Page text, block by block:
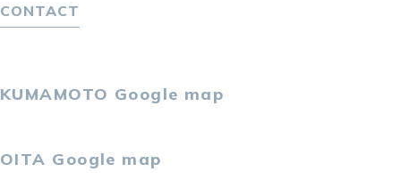
KUMAMOTO Google map
OITA Google map
CONTACT